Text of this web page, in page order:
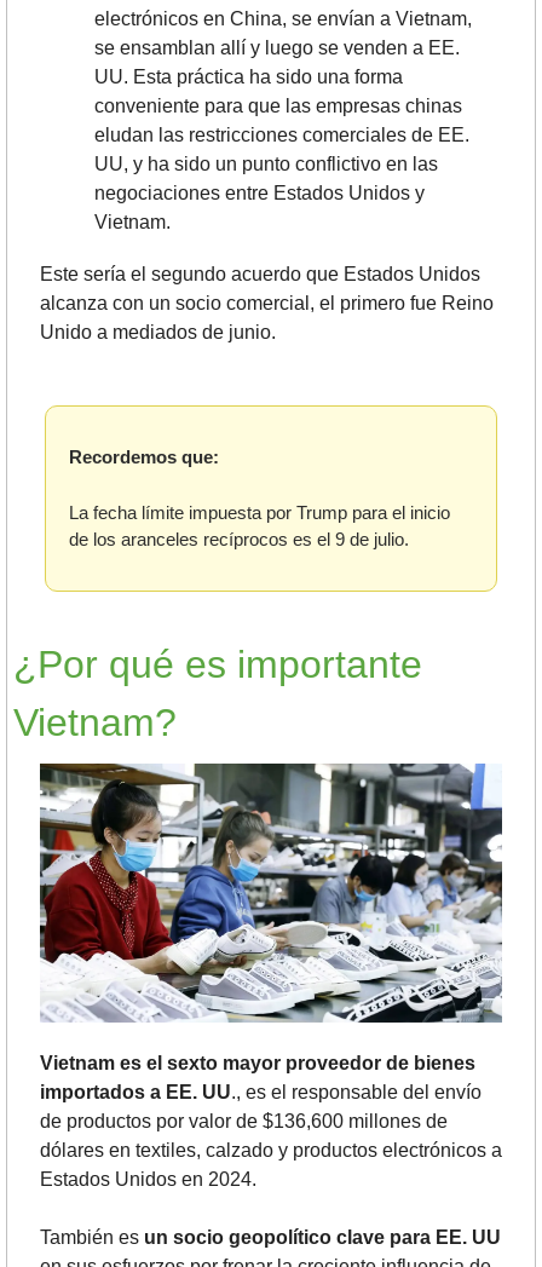
electrónicos en China, se envían a Vietnam,
se ensamblan allí y luego se venden a EE.
UU. Esta práctica ha sido una forma
conveniente para que las empresas chinas
eludan las restricciones comerciales de EE.
UU, y ha sido un punto conflictivo en las
negociaciones entre Estados Unidos y
Vietnam.
Este sería el segundo acuerdo que Estados Unidos
alcanza con un socio comercial, el primero fue Reino
Unido a mediados de junio.
Recordemos que:
La fecha límite impuesta por Trump para el inicio
de los aranceles recíprocos es el 9 de julio.
¿Por qué es importante
Vietnam?
Vietnam es el sexto mayor proveedor de bienes
importados a EE. UU., es el responsable del envío
de productos por valor de $136,600 millones de
dólares en textiles, calzado y productos electrónicos a
Estados Unidos en 2024.
También es un socio geopolítico clave para EE. UU